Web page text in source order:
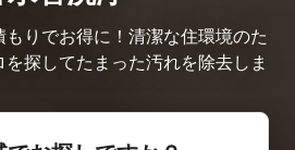
りでお得に！清潔な住環境のた
探してたまった汚れを除去しま